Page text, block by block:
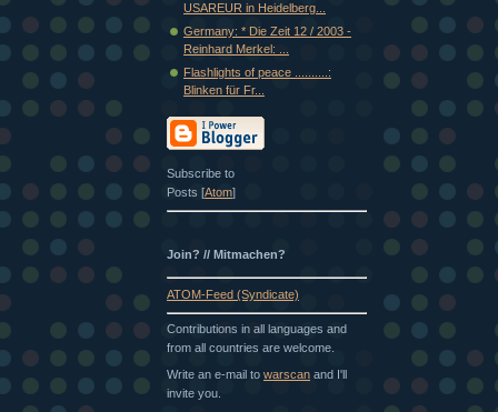
USAREUR in Heidelberg...
Germany: * Die Zeit 12 / 2003 -
Reinhard Merkel: ...
Flashlights of peace ..........:
Blinken für Fr...
Subscribe to
Posts [Atom]
Join? // Mitmachen?
ATOM-Feed (Syndicate)
Contributions in all languages and
from all countries are welcome.
Write an e-mail to warscan and I'll
invite you.